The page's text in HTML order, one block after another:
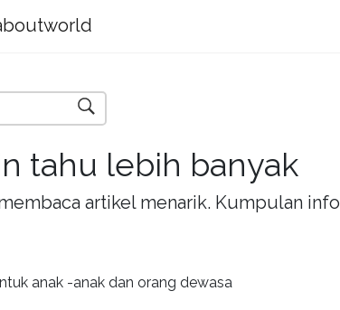
tahu lebih banyak
artikel menarik. Kumpulan
anak -anak dan orang dewasa